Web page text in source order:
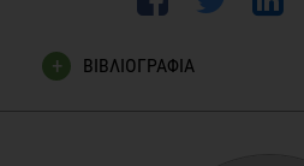
ΒΙΒΛΙΟΓΡΑΦΙΑ